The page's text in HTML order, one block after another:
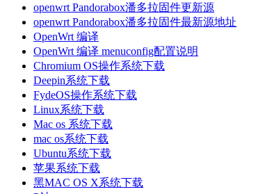
openwrt Pandorabox潘多拉固件更新源
openwrt Pandorabox潘多拉固件最新源地址
OpenWrt 编译
OpenWrt 编译 menuconfig配置说明
Chromium OS操作系统下载
Deepin系统下载
FydeOS操作系统下载
Linux系统下载
Mac os 系统下载
mac os系统下载
Ubuntu系统下载
苹果系统下载
黑MAC OS X系统下载